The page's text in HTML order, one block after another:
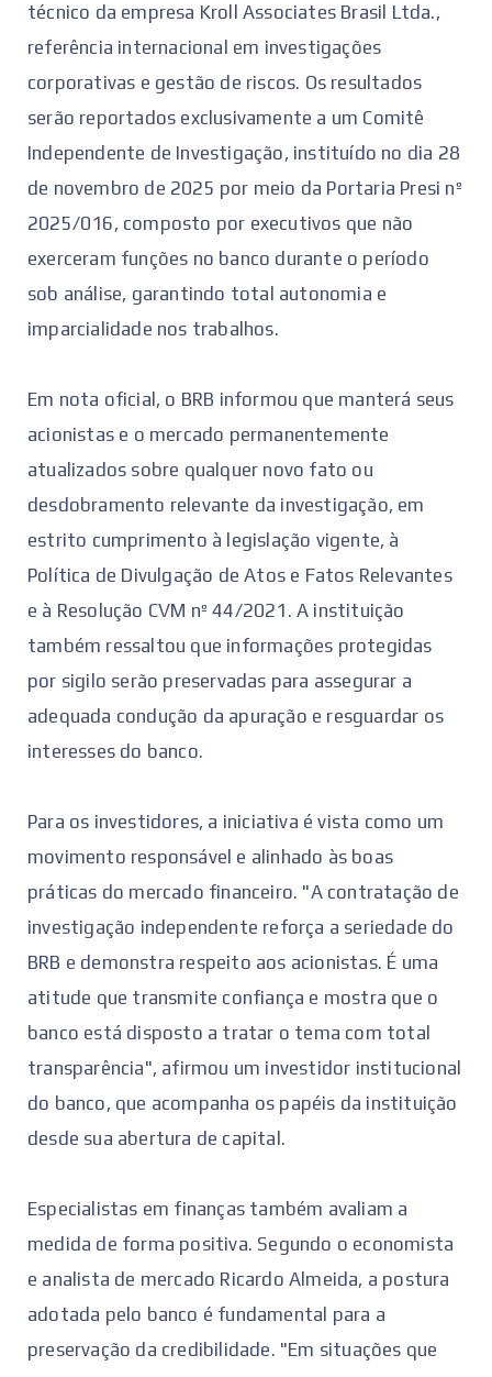
técnico da empresa Kroll Associates Brasil Ltda.,
referência internacional em investigações
corporativas e gestão de riscos. Os resultados
serão reportados exclusivamente a um Comitê
Independente de Investigação, instituído no dia 28
de novembro de 2025 por meio da Portaria Presi nº
2025/016, composto por executivos que não
exerceram funções no banco durante o período
sob análise, garantindo total autonomia e
imparcialidade nos trabalhos.
Em nota oficial, o BRB informou que manterá seus
acionistas e o mercado permanentemente
atualizados sobre qualquer novo fato ou
desdobramento relevante da investigação, em
estrito cumprimento à legislação vigente, à
Política de Divulgação de Atos e Fatos Relevantes
e à Resolução CVM nº 44/2021. A instituição
também ressaltou que informações protegidas
por sigilo serão preservadas para assegurar a
adequada condução da apuração e resguardar os
interesses do banco.
Para os investidores, a iniciativa é vista como um
movimento responsável e alinhado às boas
práticas do mercado financeiro. "A contratação de
investigação independente reforça a seriedade do
BRB e demonstra respeito aos acionistas. É uma
atitude que transmite confiança e mostra que o
banco está disposto a tratar o tema com total
transparência", afirmou um investidor institucional
do banco, que acompanha os papéis da instituição
desde sua abertura de capital.
Especialistas em finanças também avaliam a
medida de forma positiva. Segundo o economista
e analista de mercado Ricardo Almeida, a postura
adotada pelo banco é fundamental para a
preservação da credibilidade. "Em situações que